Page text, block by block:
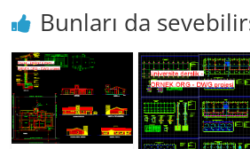
Bunları da